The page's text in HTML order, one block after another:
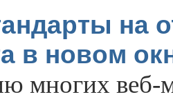
на
в новом
многих веб-